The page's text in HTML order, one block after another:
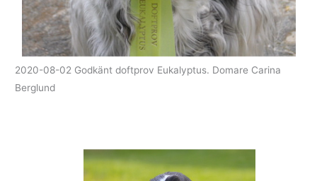
2020-08-02 Godkänt doftprov Eukalyptus. Domare Carina
Berglund